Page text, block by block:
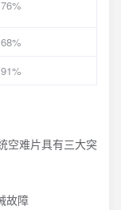
76%
68%
91%
空难片具有三大突
故障